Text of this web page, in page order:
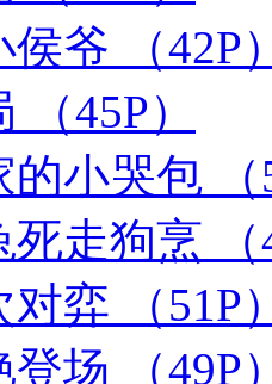
侯爷
（42P
（45P）
的小哭包
死走狗烹
对弈
（51P
登场
（49P